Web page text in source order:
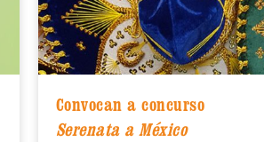
Convocan a concurso
Serenata a México